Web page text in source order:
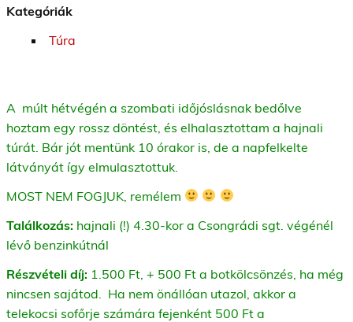
Kategóriák
Túra
A múlt hétvégén a szombati időjóslásnak bedőlve
hoztam egy rossz döntést, és elhalasztottam a hajnali
túrát. Bár jót mentünk 10 órakor is, de a napfelkelte
látványát így elmulasztottuk.
MOST NEM FOGJUK, remélem
Találkozás: hajnali (!) 4.30-kor a Csongrádi sgt. végénél
lévő benzinkútnál
Részvételi díj: 1.500 Ft, + 500 Ft a botkölcsönzés, ha még
nincsen sajátod. Ha nem önállóan utazol, akkor a
telekocsi sofőrje számára fejenként 500 Ft a